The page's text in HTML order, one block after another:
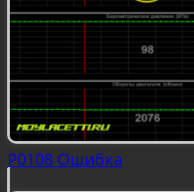
P0108 Ошибка